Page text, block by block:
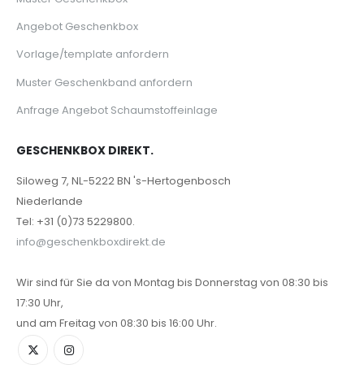
Angebot Geschenkbox
Vorlage/template anfordern
Muster Geschenkband anfordern
Anfrage Angebot Schaumstoffeinlage
GESCHENKBOX DIREKT.
Siloweg 7, NL-5222 BN 's-Hertogenbosch
Niederlande
Tel: +31 (0)73 5229800.
info@geschenkboxdirekt.de
Wir sind für Sie da von Montag bis Donnerstag von 08:30 bis
17:30 Uhr,
und am Freitag von 08:30 bis 16:00 Uhr.